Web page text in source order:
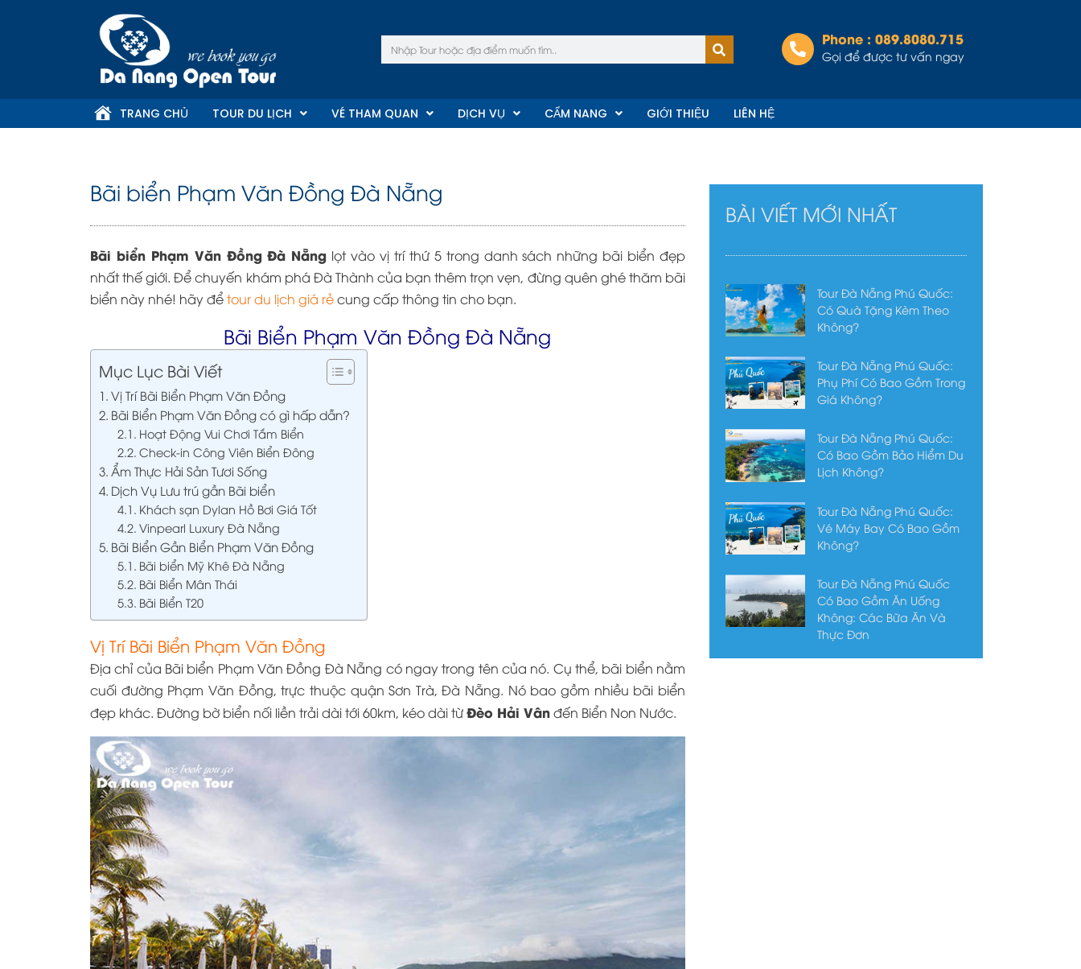
Tìm
kiếm
Tìm
kiếm
Phone : 089.8080.715
Gọi để được tư vấn ngay
TRANG CHỦ TOUR DU LỊCH VÉ THAM QUAN DỊCH VỤ CẨM NANG GIỚI THIỆU LIÊN HỆ
Bãi biển Phạm Văn Đồng Đà Nẵng
Bãi biển Phạm Văn Đồng Đà Nẵng lọt vào vị trí thứ 5 trong danh sách những bãi biển đẹp
nhất thế giới. Để chuyến khám phá Đà Thành của bạn thêm trọn vẹn, đừng quên ghé thăm bãi
biển này nhé! hãy đểtour du lịch giá rẻcung cấp thông tin cho bạn.
Bãi Biển Phạm Văn Đồng Đà Nẵng
Mục Lục Bài Viết
Vị Trí Bãi Biển Phạm Văn Đồng
Bãi Biển Phạm Văn Đồng có gì hấp dẫn?
Hoạt Động Vui Chơi Tắm Biển
Check-in Công Viên Biển Đông
Ẩm Thực Hải Sản Tươi Sống
Dịch Vụ Lưu trú gần Bãi biển
Khách sạn Dylan Hồ Bơi Giá Tốt
Vinpearl Luxury Đà Nẵng
Bãi Biển Gần Biển Phạm Văn Đồng
Bãi biển Mỹ Khê Đà Nẵng
Bãi Biển Mân Thái
Bãi Biển T20
Vị Trí Bãi Biển Phạm Văn Đồng
Địa chỉ của Bãi biển Phạm Văn Đồng Đà Nẵng có ngay trong tên của nó. Cụ thể, bãi biển nằm
cuối đường Phạm Văn Đồng, trực thuộc quận Sơn Trà, Đà Nẵng. Nó bao gồm nhiều bãi biển
đẹp khác. Đường bờ biển nối liền trải dài tới 60km, kéo dài từĐèo Hải Vânđến Biển Non Nước.
BÀI VIẾT MỚI NHẤT
Tour Đà Nẵng Phú Quốc:
Có Quà Tặng Kèm Theo
Không?
Tour Đà Nẵng Phú Quốc:
Phụ Phí Có Bao Gồm Trong
Giá Không?
Tour Đà Nẵng Phú Quốc:
Có Bao Gồm Bảo Hiểm Du
Lịch Không?
Tour Đà Nẵng Phú Quốc:
Vé Máy Bay Có Bao Gồm
Không?
Tour Đà Nẵng Phú Quốc
Có Bao Gồm Ăn Uống
Không: Các Bữa Ăn Và
Thực Đơn